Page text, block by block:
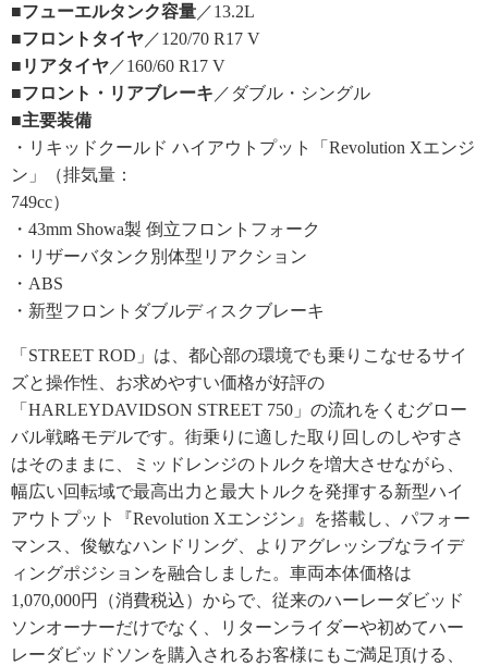
■フューエルタンク容量／13.2L
■フロントタイヤ／120/70 R17 V
■リアタイヤ／160/60 R17 V
■フロント・リアブレーキ ／ダブル・シングル
■主要装備
・リキッドクールド ハイアウトプット「Revolution Xエンジ
ン」（排気量：
749cc）
・43mm Showa製 倒立フロントフォーク
・リザーバタンク別体型リアクション
・ABS
・新型フロントダブルディスクブレーキ
「STREET ROD」は、都心部の環境でも乗りこなせるサイ
ズと操作性、お求めやすい価格が好評の
「HARLEYDAVIDSON STREET 750」の流れをくむグロー
バル戦略モデルです。街乗りに適した取り回しのしやすさ
はそのままに、ミッドレンジのトルクを増大させながら、
幅広い回転域で最高出力と最大トルクを発揮する新型ハイ
アウトプット『Revolution Xエンジン』を搭載し、パフォー
マンス、俊敏なハンドリング、よりアグレッシブなライデ
ィングポジションを融合しました。車両本体価格は
1,070,000円（消費税込）からで、従来のハーレーダビッド
ソンオーナーだけでなく、リターンライダーや初めてハー
レーダビッドソンを購入されるお客様にもご満足頂ける、